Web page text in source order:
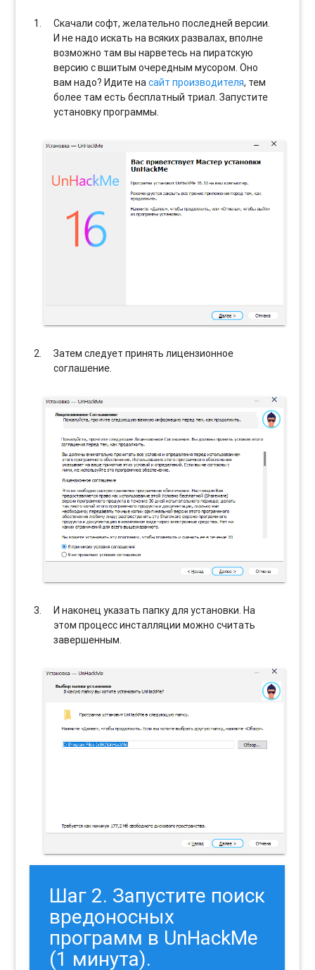
Скачали софт, желательно последней версии.
И не надо искать на всяких развалах, вполне
возможно там вы нарветесь на пиратскую
версию с вшитым очередным мусором. Оно
вам надо? Идите насайт производителя, тем
более там есть бесплатный триал. Запустите
установку программы.
Затем следует принять лицензионное
соглашение.
И наконец указать папку для установки. На
этом процесс инсталляции можно считать
завершенным.
Шаг 2. Запустите поиск
вредоносных
программ в UnHackMe
(1 минута).